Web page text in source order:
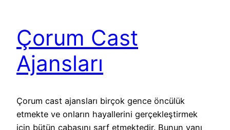
Çorum Cast
Ajansları
Çorum cast ajansları birçok gence öncülük
etmekte ve onların hayallerini gerçekleştirmek
için bütün çabasını sarf etmektedir. Bunun yanı